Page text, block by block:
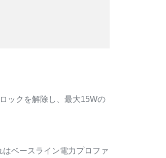
ックを解除し、最大15Wの
ベースライン電力プロファ